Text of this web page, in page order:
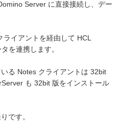
Server に直接接続し、デー
ライアントを経由して HCL
を連携します。
る Notes クライアントは 32bit
も 32bit 版をインストール
です。